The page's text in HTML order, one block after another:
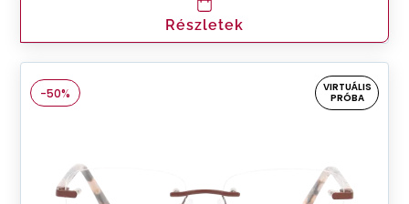
Részletek
-50%
VIRTUÁLIS
PRÓBA